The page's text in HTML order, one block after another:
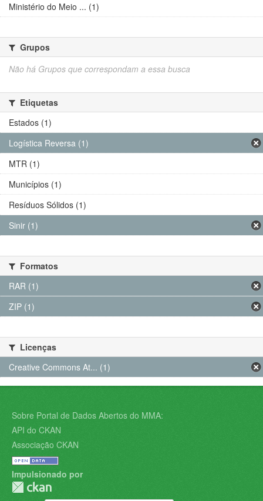
Ministério do Meio ... (1)
Grupos
Não há Grupos que correspondam a essa busca
Etiquetas
Estados (1)
Logística Reversa (1)
MTR (1)
Municípios (1)
Resíduos Sólidos (1)
Sinir (1)
Formatos
RAR (1)
ZIP (1)
Licenças
Creative Commons At... (1)
Sobre Portal de Dados Abertos do MMA:
API do CKAN
Associação CKAN
Impulsionado por